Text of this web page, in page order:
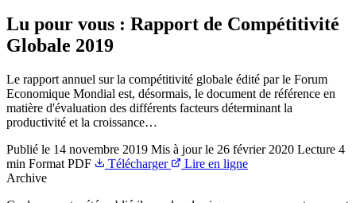
Lu pour vous : Rapport de Compétitivité
Globale 2019
Le rapport annuel sur la compétitivité globale édité par le Forum
Economique Mondial est, désormais, le document de référence en
matière d'évaluation des différents facteurs déterminant la
productivité et la croissance…
Publié le 14 novembre 2019 Mis à jour le 26 février 2020 Lecture 4
min Format PDF Télécharger
Lire en ligne
Archive